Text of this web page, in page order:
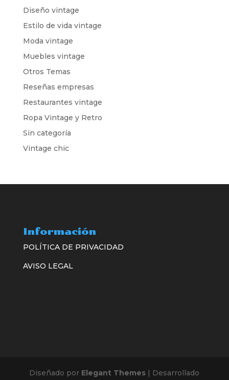
Diseño vintage
Estilo de vida vintage
Moda vintage
Muebles vintage
Otros Temas
Reseñas empresas
Restaurantes vintage
Ropa Vintage y Retro
Sin categoría
Vintage chic
Información
POLÍTICA DE PRIVACIDAD
AVISO LEGAL
Diseñado por Elegant Themes | Desarrollado